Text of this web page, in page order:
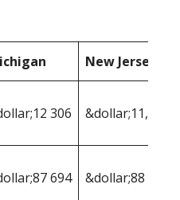
New Jersey
306 &dollar;11,121
694 &dollar;88 879